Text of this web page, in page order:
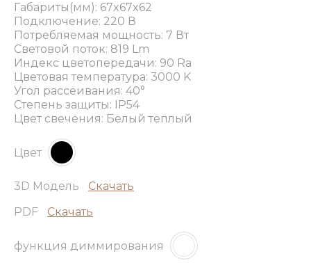
Габариты(мм): 67x67x62
Подключение: 220 В
Потребляемая мощность: 7 Вт
Световой поток: 819 Lm
Индекс цветопередачи: 90 Ra
Цветовая температура: 3000 K
Угол рассеивания: 40°
Степень защиты: IP54
Цвет свечения: Белый теплый
Цвет
3D Модель
Скачать
PDF
Скачать
функция диммирования